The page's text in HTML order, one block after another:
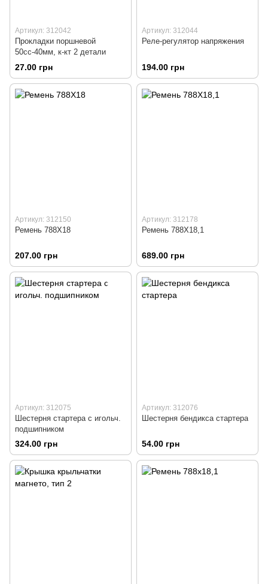
Артикул: 312042
Прокладки поршневой
50сс-40мм, к-кт 2 детали
27.00 грн
Артикул: 312044
Реле-регулятор напряжения
194.00 грн
Артикул: 312150
Ремень 788Х18
207.00 грн
Артикул: 312178
Ремень 788Х18,1
689.00 грн
Артикул: 312075
Шестерня стартера с игольч.
подшипником
324.00 грн
Артикул: 312076
Шестерня бендикса стартера
54.00 грн